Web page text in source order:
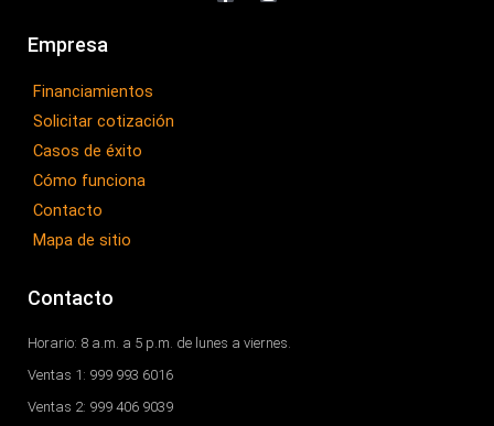
c
s
Empresa
Financiamientos
Solicitar cotización
Casos de éxito
Cómo funciona
Contacto
Mapa de sitio
Contacto
Horario: 8 a.m. a 5 p.m. de lunes a viernes.
Ventas 1: 999 993 6016
Ventas 2: 999 406 9039